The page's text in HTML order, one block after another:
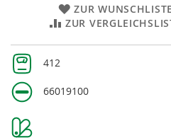
ZUR
ZUR
Weitere
Informationen
412
66019100